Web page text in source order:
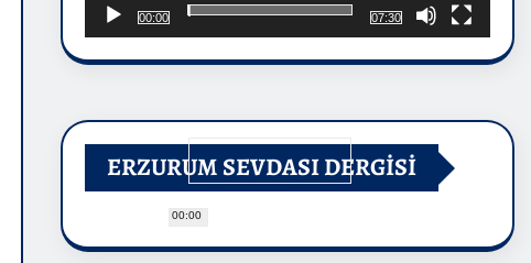
00:00
00:00
07:30
ERZURUM SEVDASI DERGİSİ